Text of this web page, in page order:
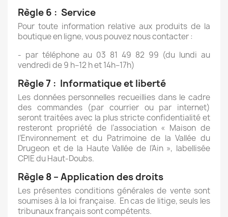
Règle 6 : Service
Pour toute information relative aux produits de la
boutique en ligne, vous pouvez nous contacter :
- par téléphone au 03 81 49 82 99 (du lundi au
vendredi de 9 h–12 h et 14h–17h)
Règle 7 : Informatique et liberté
Les données personnelles recueillies dans le cadre
des commandes (par courrier ou par internet)
seront traitées avec la plus stricte confidentialité et
resteront propriété de l’association « Maison de
l’Environnement et du Patrimoine de la Vallée du
Drugeon et de la Haute Vallée de l’Ain », labellisée
CPIE du Haut-Doubs.
Règle 8 – Application des droits
Les présentes conditions générales de vente sont
soumises à la loi française. En cas de litige, seuls les
tribunaux français sont compétents.